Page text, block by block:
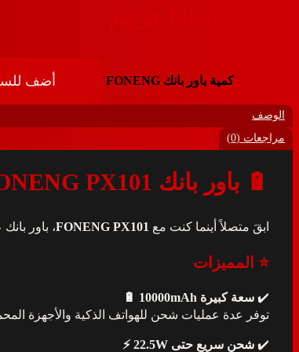
كمية باور بانك FONENG أضف
الوصف
مراجعات (0)
🔋 باور بانك FONENG PX101 سعة 10000mAh – شحن سريع 22.5W
ابقَ متصلاً أينما كنت مع FONENG PX101، باور
⭐ المميزات
✔️ سعة كبيرة 10000mAh 🔋
توفر عدة عمليات شحن للهواتف الذكية والأجهزة
✔️ شحن سريع حتى 22.5W ⚡